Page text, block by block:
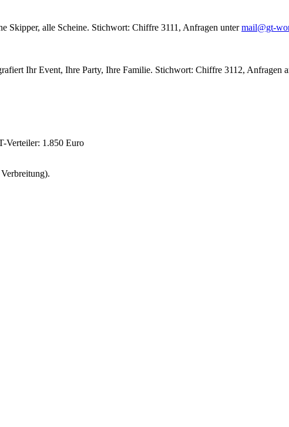
Skipper, alle Scheine. Stichwort: Chiffre 3111, Anfragen untermail@gt-
Ihr Event, Ihre Party, Ihre Familie. Stichwort: Chiffre 3112, Anfragen
Verteiler: 1.850 Euro